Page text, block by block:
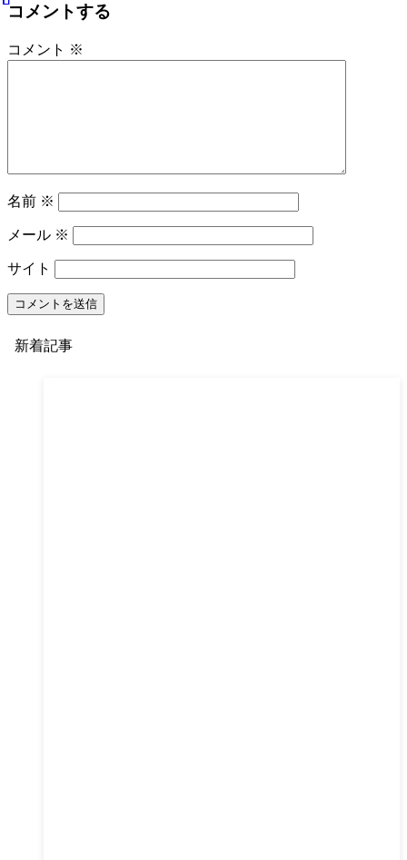
コメントする
コメント ※
名前 ※
メール ※
サイト
新着記事